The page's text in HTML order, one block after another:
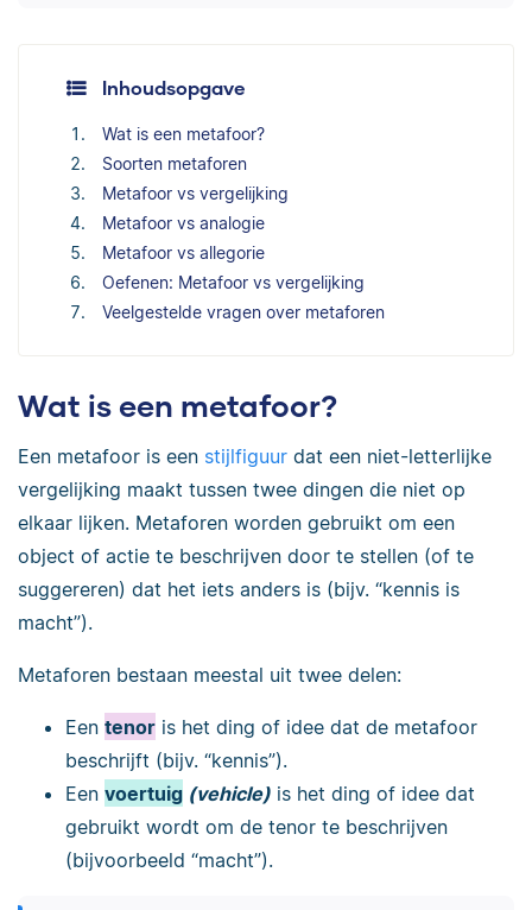
Inhoudsopgave
Wat is een metafoor?
Soorten metaforen
Metafoor vs vergelijking
Metafoor vs analogie
Metafoor vs allegorie
Oefenen: Metafoor vs vergelijking
Veelgestelde vragen over metaforen
Wat is een metafoor?
Een metafoor is een stijlfiguur dat een niet-letterlijke
vergelijking maakt tussen twee dingen die niet op
elkaar lijken. Metaforen worden gebruikt om een
object of actie te beschrijven door te stellen (of te
suggereren) dat het iets anders is (bijv. “kennis is
macht”).
Metaforen bestaan meestal uit twee delen:
Een tenor is het ding of idee dat de metafoor
beschrijft (bijv. “kennis”).
Een voertuig (vehicle) is het ding of idee dat
gebruikt wordt om de tenor te beschrijven
(bijvoorbeeld “macht”).